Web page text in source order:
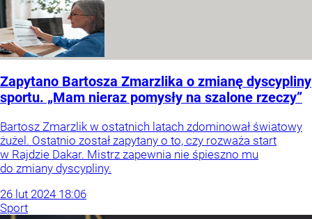
Zapytano Bartosza Zmarzlika o zmianę dyscypliny
sportu. „Mam nieraz pomysły na szalone rzeczy”
Bartosz Zmarzlik w ostatnich latach zdominował światowy
żużel. Ostatnio został zapytany o to, czy rozważa start
w Rajdzie Dakar. Mistrz zapewnia nie śpieszno mu
do zmiany dyscypliny.
26 lut 2024 18:06
Sport